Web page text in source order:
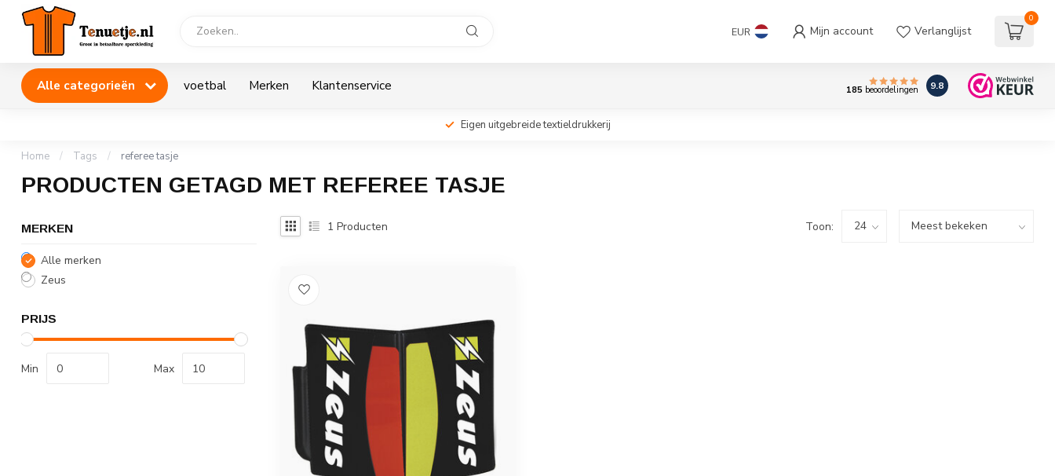
EUR Mijn account Verlanglijst
0
Alle categorieën voetbal Merken Klantenservice 185 beoordelingen 9.8
Eigen uitgebreide textieldrukkerij
Home / Tags / referee tasje
PRODUCTEN GETAGD MET REFEREE TASJE
MERKEN
Alle merken
Zeus
PRIJS
Min Max
1 Producten Toon: